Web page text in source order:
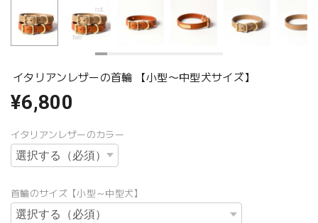
イタリアンレザーの首輪 【小型〜中型犬サイズ】
¥6,800
イタリアンレザーのカラー
首輪のサイズ【小型～中型犬】